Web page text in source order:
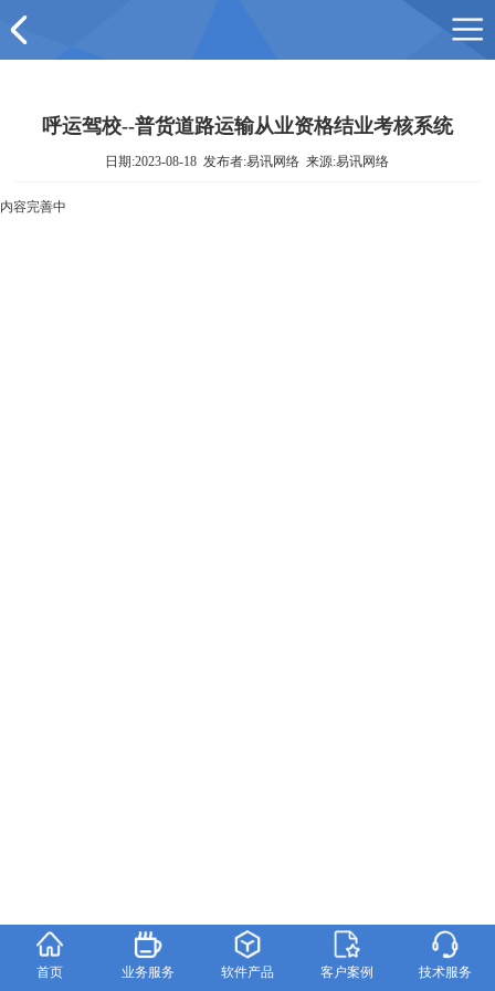
呼运驾校--普货道路运输从业资格结业考核系统
日期:2023-08-18 发布者:易讯网络 来源:易讯网络
内容完善中
首页 业务服务 软件产品 客户案例 技术服务